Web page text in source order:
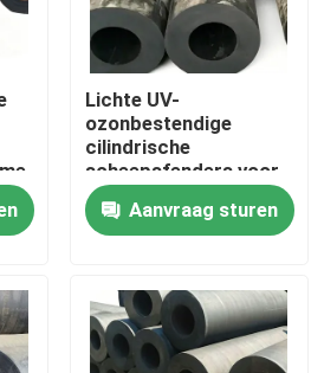
Lichte UV-
ozonbestendige
cilindrische
scheepsfenders voor
efficiënte
inslagabsorptie
Aanvraag sturen